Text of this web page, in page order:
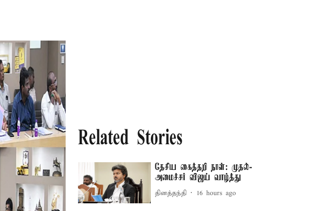
Related Stories
தேசிய கைத்தறி நாள்: முதல்-
அமைச்சர் விஜய் வாழ்த்து
தினத்தந்தி 16 hours ago